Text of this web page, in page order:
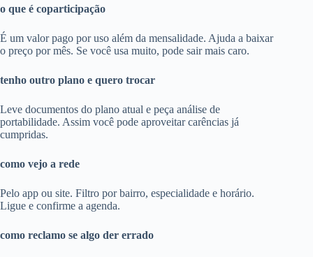
o que é coparticipação
É um valor pago por uso além da mensalidade. Ajuda a baixar
o preço por mês. Se você usa muito, pode sair mais caro.
tenho outro plano e quero trocar
Leve documentos do plano atual e peça análise de
portabilidade. Assim você pode aproveitar carências já
cumpridas.
como vejo a rede
Pelo app ou site. Filtro por bairro, especialidade e horário.
Ligue e confirme a agenda.
como reclamo se algo der errado